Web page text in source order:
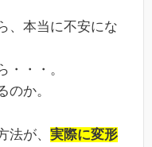
、本当に不安にな
・・・。
のか。
法が、 実際に変形